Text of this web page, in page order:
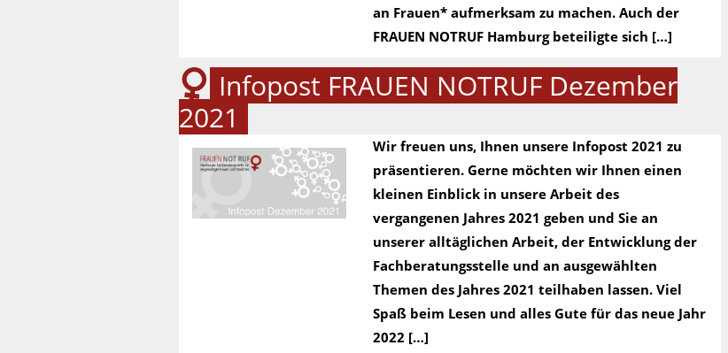
an Frauen* aufmerksam zu machen. Auch der
FRAUEN NOTRUF Hamburg beteiligte sich […]
Infopost FRAUEN NOTRUF Dezember
2021
Wir freuen uns, Ihnen unsere Infopost 2021 zu
präsentieren. Gerne möchten wir Ihnen einen
kleinen Einblick in unsere Arbeit des
vergangenen Jahres 2021 geben und Sie an
unserer alltäglichen Arbeit, der Entwicklung der
Fachberatungsstelle und an ausgewählten
Themen des Jahres 2021 teilhaben lassen. Viel
Spaß beim Lesen und alles Gute für das neue Jahr
2022 […]